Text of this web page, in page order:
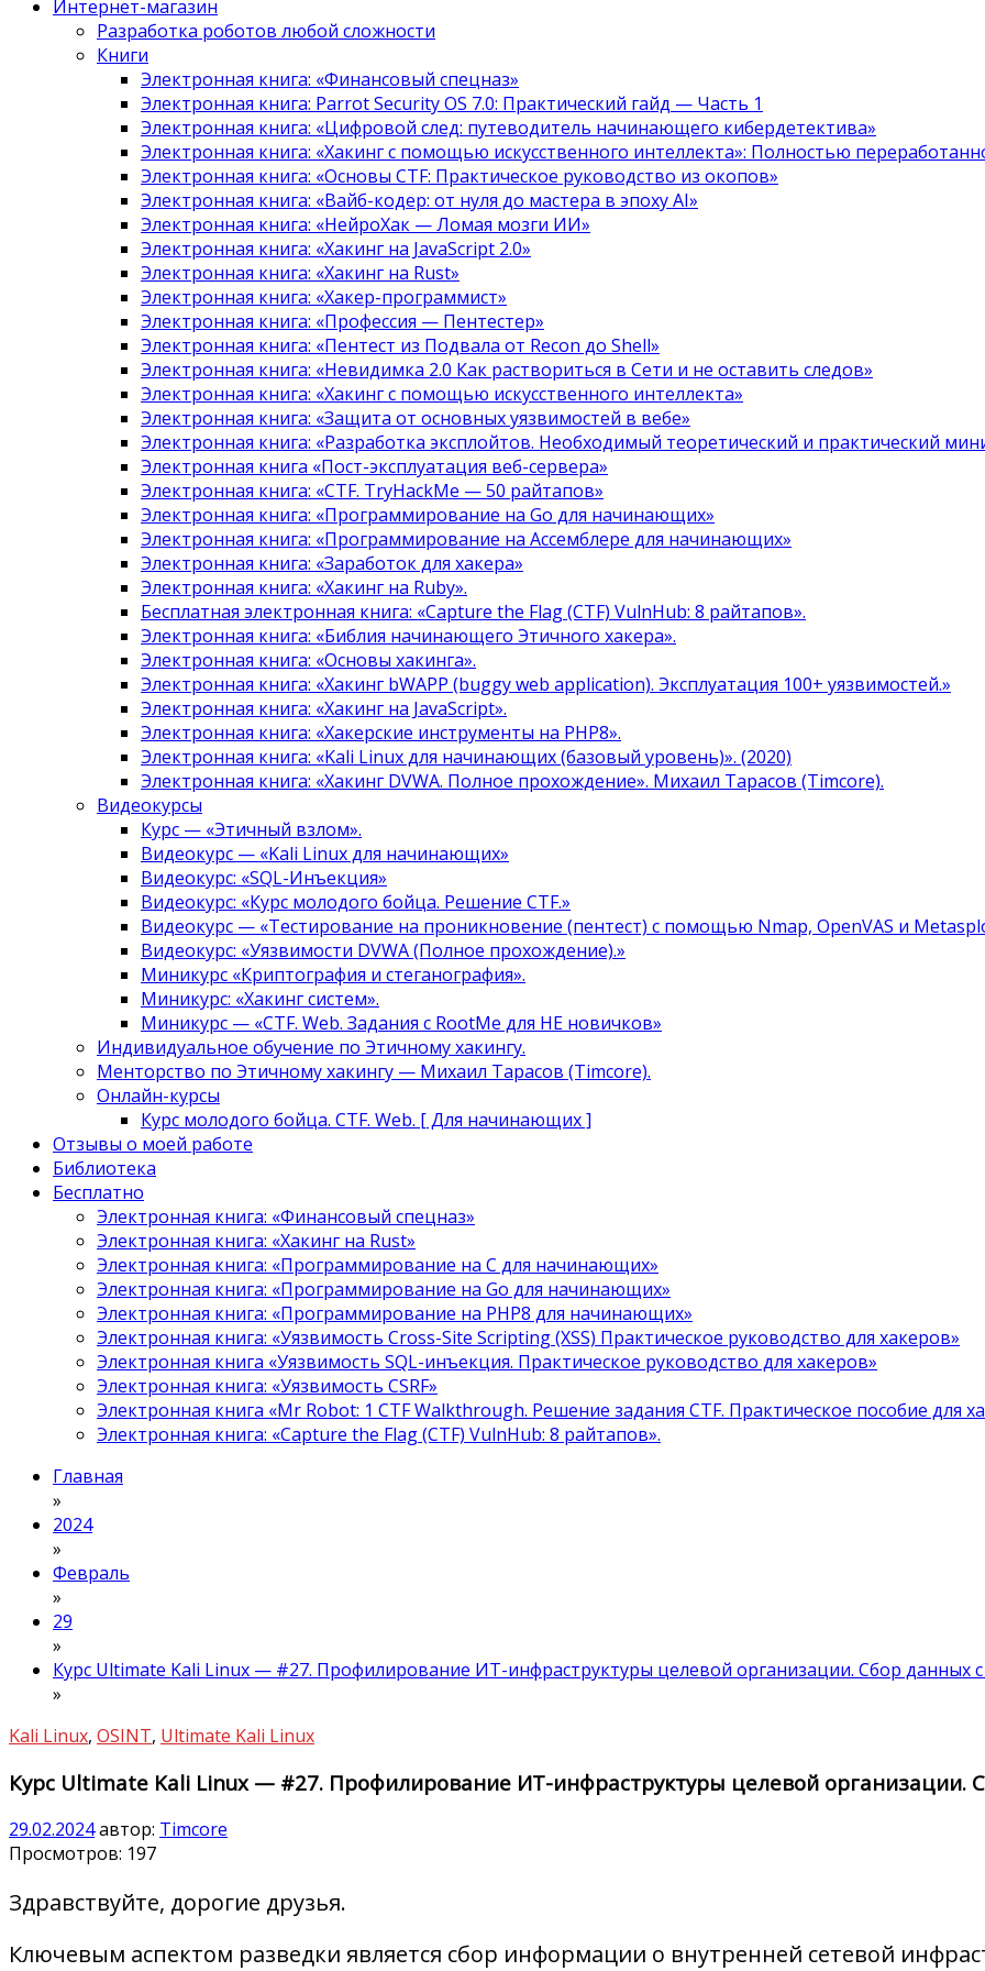
Интернет-магазин
Разработка роботов любой сложности
Книги
Электронная книга: «Финансовый спецназ»
Электронная книга: Parrot Security OS 7.0: Практический гайд — Часть 1
Электронная книга: «Цифровой след: путеводитель начинающего кибердетектива»
Электронная книга: «Хакинг с помощью искусственного интеллекта»: Полностью
Электронная книга: «Основы CTF: Практическое руководство из окопов»
Электронная книга: «Вайб-кодер: от нуля до мастера в эпоху AI»
Электронная книга: «НейроХак — Ломая мозги ИИ»
Электронная книга: «Хакинг на JavaScript 2.0»
Электронная книга: «Хакинг на Rust»
Электронная книга: «Хакер-программист»
Электронная книга: «Профессия — Пентестер»
Электронная книга: «Пентест из Подвала от Recon до Shell»
Электронная книга: «Невидимка 2.0 Как раствориться в Сети и не оставить следов»
Электронная книга: «Хакинг с помощью искусственного интеллекта»
Электронная книга: «Защита от основных уязвимостей в вебе»
Электронная книга: «Разработка эксплойтов. Необходимый теоретический и практический
Электронная книга «Пост-эксплуатация веб-сервера»
Электронная книга: «CTF. TryHackMe — 50 райтапов»
Электронная книга: «Программирование на Go для начинающих»
Электронная книга: «Программирование на Ассемблере для начинающих»
Электронная книга: «Заработок для хакера»
Электронная книга: «Хакинг на Ruby».
Бесплатная электронная книга: «Capture the Flag (CTF) VulnHub: 8 райтапов».
Электронная книга: «Библия начинающего Этичного хакера».
Электронная книга: «Основы хакинга».
Электронная книга: «Хакинг bWAPP (buggy web application). Эксплуатация 100+ уязвимостей.»
Электронная книга: «Хакинг на JavaScript».
Электронная книга: «Хакерские инструменты на PHP8».
Электронная книга: «Kali Linux для начинающих (базовый уровень)». (2020)
Электронная книга: «Хакинг DVWA. Полное прохождение». Михаил Тарасов (Timcore).
Видеокурсы
Курс — «Этичный взлом».
Видеокурс — «Kali Linux для начинающих»
Видеокурс: «SQL-Инъекция»
Видеокурс: «Курс молодого бойца. Решение CTF.»
Видеокурс — «Тестирование на проникновение (пентест) с помощью Nmap, OpenVAS и
Видеокурс: «Уязвимости DVWA (Полное прохождение).»
Миникурс «Криптография и стеганография».
Миникурс: «Хакинг систем».
Миникурс — «CTF. Web. Задания с RootMe для НЕ новичков»
Индивидуальное обучение по Этичному хакингу.
Менторство по Этичному хакингу — Михаил Тарасов (Timcore).
Онлайн-курсы
Курс молодого бойца. CTF. Web. [ Для начинающих ]
Отзывы о моей работе
Библиотека
Бесплатно
Электронная книга: «Финансовый спецназ»
Электронная книга: «Хакинг на Rust»
Электронная книга: «Программирование на C для начинающих»
Электронная книга: «Программирование на Go для начинающих»
Электронная книга: «Программирование на PHP8 для начинающих»
Электронная книга: «Уязвимость Cross-Site Scripting (XSS) Практическое руководство для хакеров»
Электронная книга «Уязвимость SQL-инъекция. Практическое руководство для хакеров»
Электронная книга: «Уязвимость CSRF»
Электронная книга «Mr Robot: 1 CTF Walkthrough. Решение задания CTF. Практическое пособие для
Электронная книга: «Capture the Flag (CTF) VulnHub: 8 райтапов».
Главная
»
2024
»
Февраль
»
29
»
Курс Ultimate Kali Linux — #27. Профилирование ИТ-инфраструктуры целевой организации. Сбор данных с
»
Kali Linux, OSINT, Ultimate Kali Linux
Курс Ultimate Kali Linux — #27. Профилирование ИТ-инфраструктуры целевой организации.
29.02.2024автор: Timcore
Просмотров: 197
Здравствуйте, дорогие друзья.
Ключевым аспектом разведки является сбор информации о внутренней сетевой